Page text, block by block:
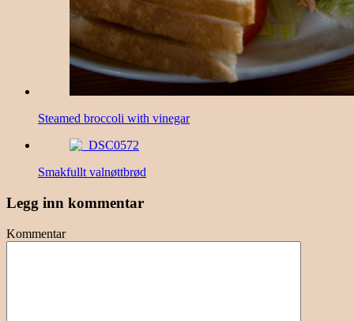
Steamed broccoli with vinegar
Smakfullt valnøttbrød
Legg inn kommentar
Kommentar